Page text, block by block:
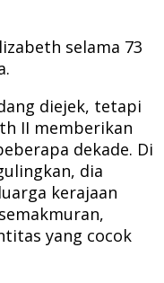
selama 73
diejek, tetapi
II memberikan
dekade. Di
dia
kerajaan
yang cocok